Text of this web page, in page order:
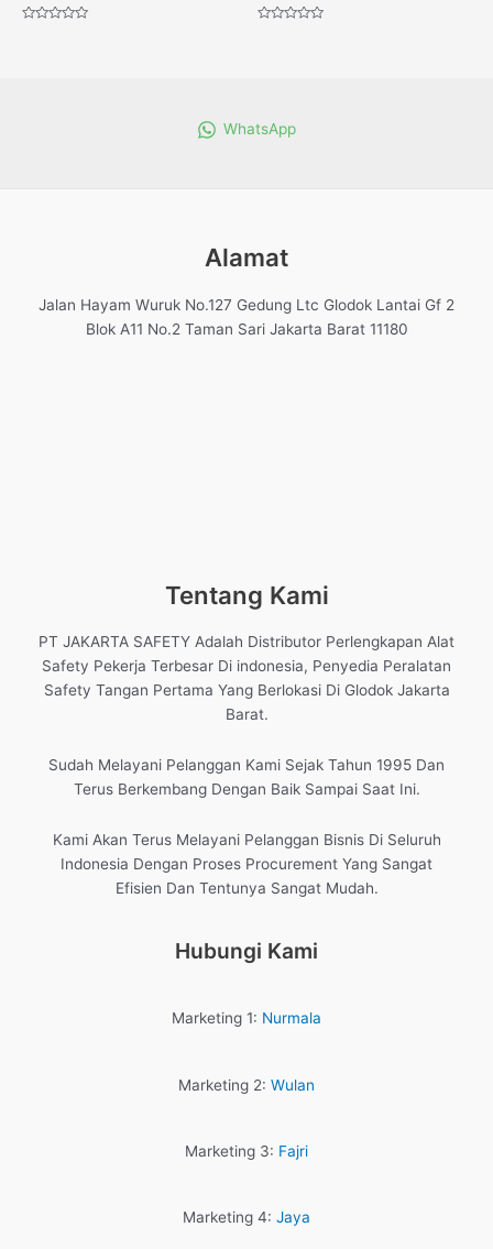
WhatsApp
Alamat
Jalan Hayam Wuruk No.127 Gedung Ltc Glodok Lantai Gf 2
Blok A11 No.2 Taman Sari Jakarta Barat 11180
Tentang Kami
PT JAKARTA SAFETY Adalah Distributor Perlengkapan Alat
Safety Pekerja Terbesar Di indonesia, Penyedia Peralatan
Safety Tangan Pertama Yang Berlokasi Di Glodok Jakarta
Barat.
Sudah Melayani Pelanggan Kami Sejak Tahun 1995 Dan
Terus Berkembang Dengan Baik Sampai Saat Ini.
Kami Akan Terus Melayani Pelanggan Bisnis Di Seluruh
Indonesia Dengan Proses Procurement Yang Sangat
Efisien Dan Tentunya Sangat Mudah.
Hubungi Kami
Marketing 1: Nurmala
Marketing 2: Wulan
Marketing 3: Fajri
Marketing 4: Jaya